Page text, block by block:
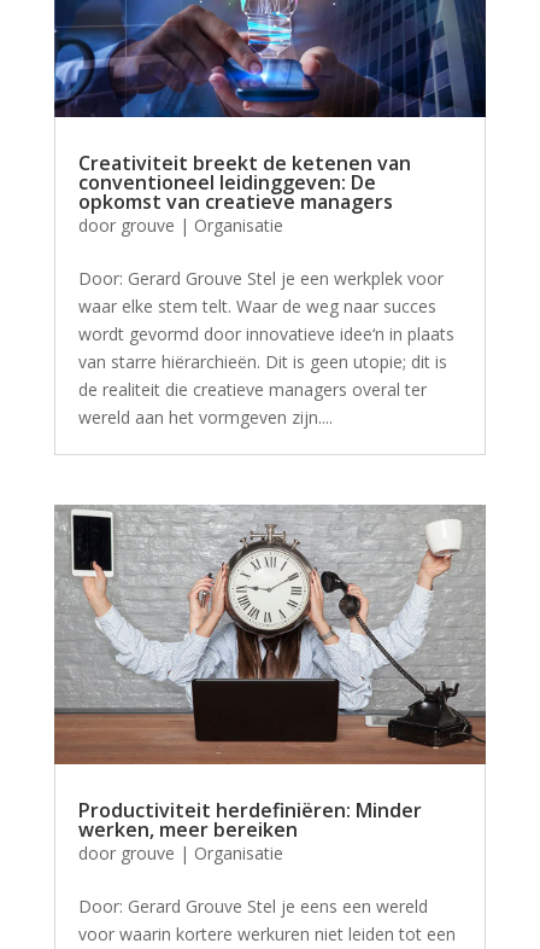
Creativiteit breekt de ketenen van
conventioneel leidinggeven: De
opkomst van creatieve managers
door grouve | Organisatie
Door: Gerard Grouve Stel je een werkplek voor
waar elke stem telt. Waar de weg naar succes
wordt gevormd door innovatieve idee‘n in plaats
van starre hiërarchieën. Dit is geen utopie; dit is
de realiteit die creatieve managers overal ter
wereld aan het vormgeven zijn....
Productiviteit herdefiniëren: Minder
werken, meer bereiken
door grouve | Organisatie
Door: Gerard Grouve Stel je eens een wereld
voor waarin kortere werkuren niet leiden tot een